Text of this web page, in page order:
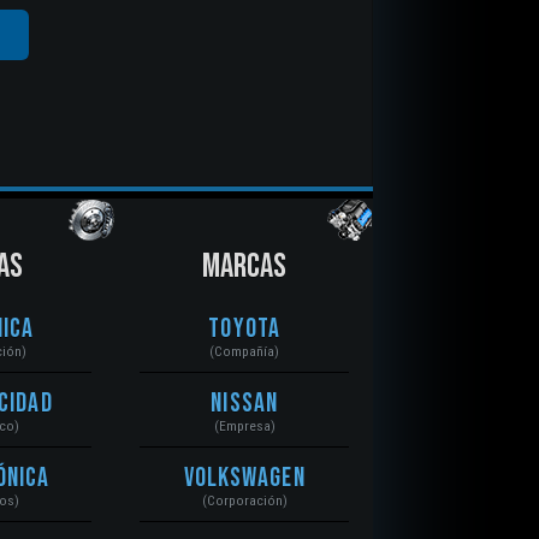
MARCAS
Toyota
(Compañía)
Nissan
(Empresa)
Volkswagen
(Corporación)